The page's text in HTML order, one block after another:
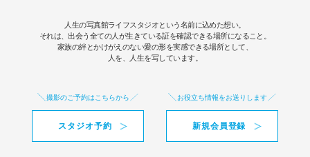
人生の写真館ライフスタジオという名前に込めた想い。
それは、出会う全ての人が生きている証を確認できる場所になること。
家族の絆とかけがえのない愛の形を実感できる場所として、
人を、人生を写しています。
撮影のご予約はこちらから
スタジオ予約
お役立ち情報をお送りします
新規会員登録